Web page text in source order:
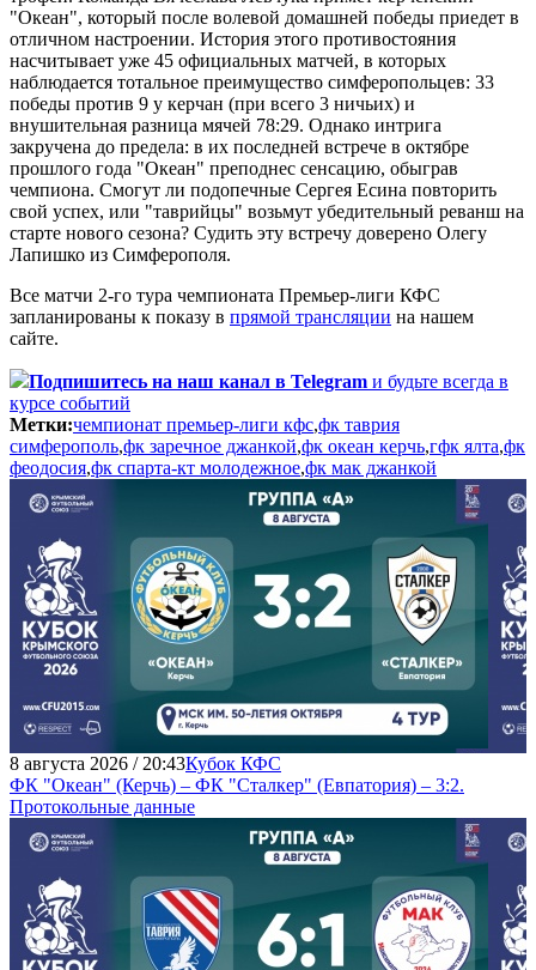
"Океан", который после волевой домашней победы приедет в
отличном настроении. История этого противостояния
насчитывает уже 45 официальных матчей, в которых
наблюдается тотальное преимущество симферопольцев: 33
победы против 9 у керчан (при всего 3 ничьих) и
внушительная разница мячей 78:29. Однако интрига
закручена до предела: в их последней встрече в октябре
прошлого года "Океан" преподнес сенсацию, обыграв
чемпиона. Смогут ли подопечные Сергея Есина повторить
свой успех, или "таврийцы" возьмут убедительный реванш на
старте нового сезона? Судить эту встречу доверено Олегу
Лапишко из Симферополя.
Все матчи 2-го тура чемпионата Премьер-лиги КФС
запланированы к показу в прямой трансляции на нашем
сайте.
Подпишитесь на наш канал в Telegram и будьте всегда в
курсе событий
Метки:чемпионат премьер-лиги кфс,фк таврия
симферополь,фк заречное джанкой,фк океан керчь,гфк ялта,фк
феодосия,фк спарта-кт молодежное,фк мак джанкой
8 августа 2026 / 20:43Кубок КФС
ФК "Океан" (Керчь) – ФК "Сталкер" (Евпатория) – 3:2.
Протокольные данные